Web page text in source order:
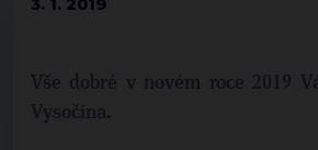
3. 1. 2019
Vše dobré v novém roce 2019
Vysočina.